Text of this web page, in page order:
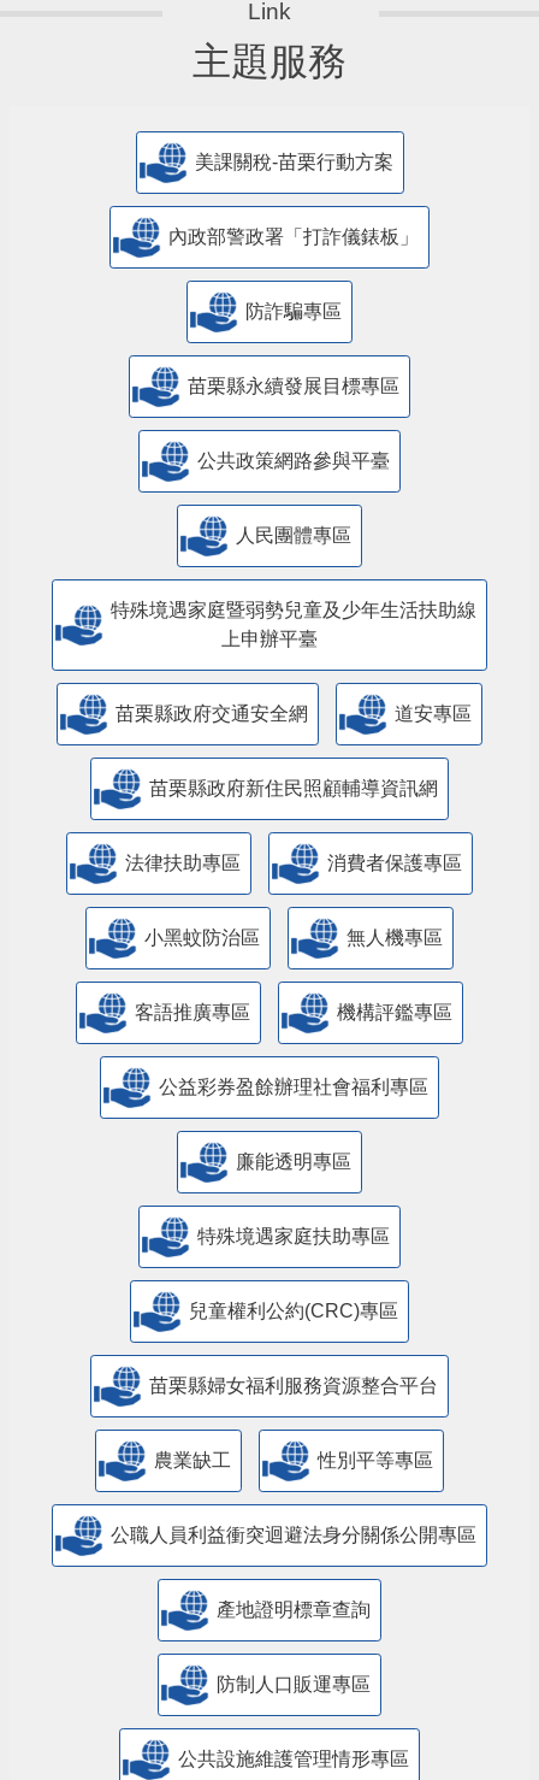
主題服務
美課關稅-苗栗行動方案
內政部警政署「打詐儀錶板」
防詐騙專區
苗栗縣永續發展目標專區
公共政策網路參與平臺
人民團體專區
特殊境遇家庭暨弱勢兒童及少年生活扶助線
上申辦平臺
苗栗縣政府交通安全網 道安專區
苗栗縣政府新住民照顧輔導資訊網
法律扶助專區 消費者保護專區
小黑蚊防治區 無人機專區
客語推廣專區 機構評鑑專區
公益彩券盈餘辦理社會福利專區
廉能透明專區
特殊境遇家庭扶助專區
兒童權利公約(CRC)專區
苗栗縣婦女福利服務資源整合平台
農業缺工 性別平等專區
公職人員利益衝突迴避法身分關係公開專區
產地證明標章查詢
防制人口販運專區
​公共設施維護管理情形專區